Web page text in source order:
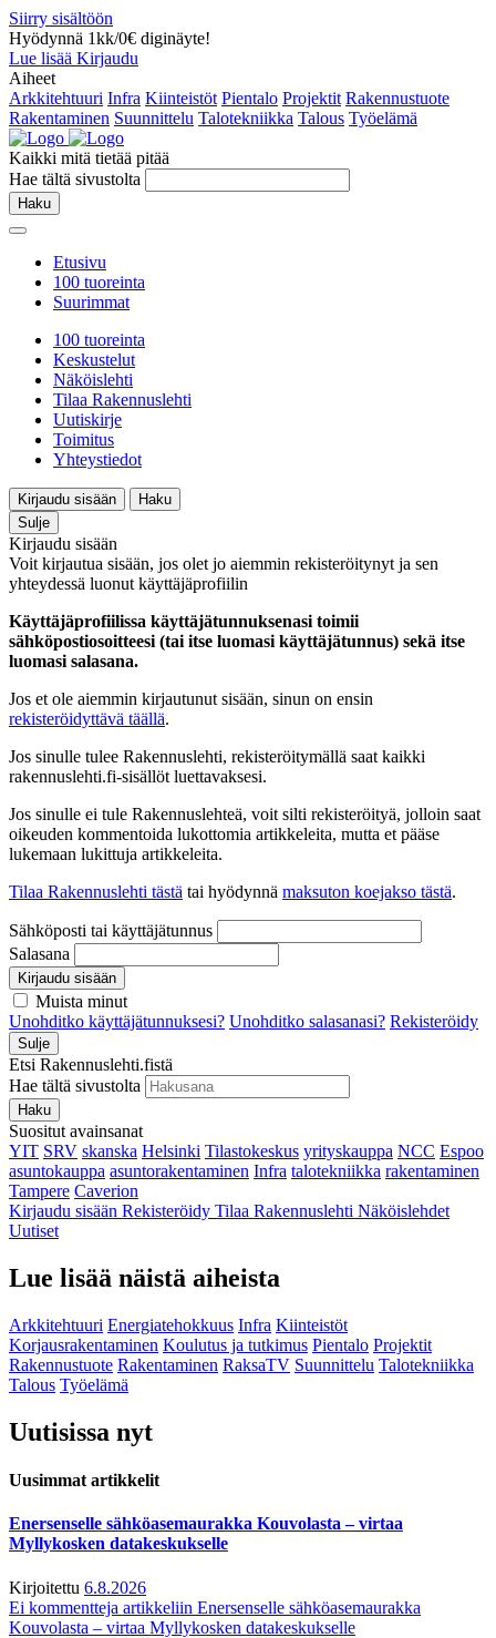
Siirry sisältöön
Hyödynnä 1kk/0€ diginäyte!
Lue lisää Kirjaudu
Aiheet
Arkkitehtuuri Infra Kiinteistöt Pientalo Projektit Rakennustuote
Rakentaminen Suunnittelu Talotekniikka Talous Työelämä
Kaikki mitä tietää pitää
Hae tältä sivustolta
Haku
Etusivu
100 tuoreinta
Suurimmat
100 tuoreinta
Keskustelut
Näköislehti
Tilaa Rakennuslehti
Uutiskirje
Toimitus
Yhteystiedot
Kirjaudu sisään
Haku
Sulje
Kirjaudu sisään
Voit kirjautua sisään, jos olet jo aiemmin rekisteröitynyt ja sen
yhteydessä luonut käyttäjäprofiilin
Käyttäjäprofiilissa käyttäjätunnuksenasi toimii
sähköpostiosoitteesi (tai itse luomasi käyttäjätunnus) sekä itse
luomasi salasana.
Jos et ole aiemmin kirjautunut sisään, sinun on ensin
rekisteröidyttävä täällä.
Jos sinulle tulee Rakennuslehti, rekisteröitymällä saat kaikki
rakennuslehti.fi-sisällöt luettavaksesi.
Jos sinulle ei tule Rakennuslehteä, voit silti rekisteröityä, jolloin saat
oikeuden kommentoida lukottomia artikkeleita, mutta et pääse
lukemaan lukittuja artikkeleita.
Tilaa Rakennuslehti tästä tai hyödynnä maksuton koejakso tästä.
Sähköposti tai käyttäjätunnus
Salasana
Kirjaudu sisään
Muista minut
Unohditko käyttäjätunnuksesi? Unohditko salasanasi? Rekisteröidy
Sulje
Etsi Rakennuslehti.fistä
Hae tältä sivustolta
Haku
Suositut avainsanat
YIT SRV skanska Helsinki Tilastokeskus yrityskauppa NCC Espoo
asuntokauppa asuntorakentaminen Infra talotekniikka rakentaminen
Tampere Caverion
Kirjaudu sisään Rekisteröidy Tilaa Rakennuslehti Näköislehdet
Uutiset
Lue lisää näistä aiheista
Arkkitehtuuri Energiatehokkuus Infra Kiinteistöt
Korjausrakentaminen Koulutus ja tutkimus Pientalo Projektit
Rakennustuote Rakentaminen RaksaTV Suunnittelu Talotekniikka
Talous Työelämä
Uutisissa nyt
Uusimmat artikkelit
Enersenselle sähköasemaurakka Kouvolasta – virtaa
Myllykosken datakeskukselle
Kirjoitettu 6.8.2026
Ei kommentteja artikkeliin Enersenselle sähköasemaurakka
Kouvolasta – virtaa Myllykosken datakeskukselle